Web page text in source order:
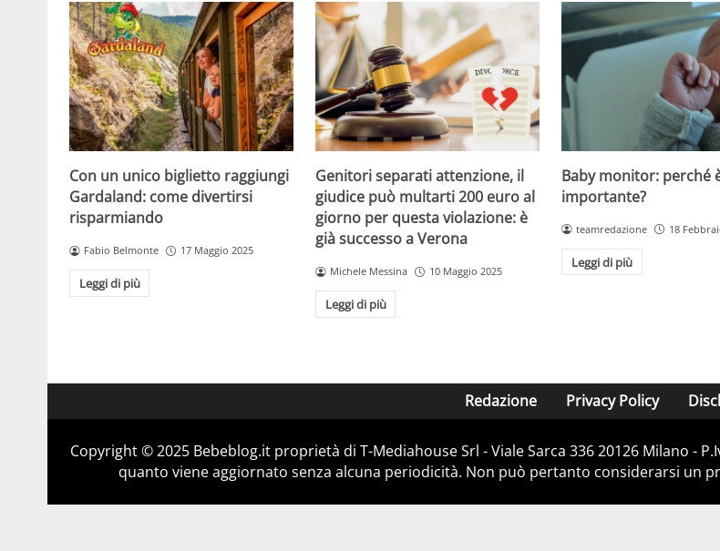
Con un unico biglietto raggiungi
Gardaland: come divertirsi
risparmiando
Fabio Belmonte 17 Maggio 2025
Leggi di più
Genitori separati attenzione, il
giudice può multarti 200 euro al
giorno per questa violazione: è
già successo a Verona
Michele Messina 10 Maggio 2025
Leggi di più
Baby monitor: perché
importante?
teamredazione 18
Leggi di più
Redazione Privacy Policy
Copyright © 2025 Bebeblog.it proprietà di T-Mediahouse Srl - Viale Sarca 336 20126 Milano -
quanto viene aggiornato senza alcuna periodicità. Non può pertanto considerarsi un